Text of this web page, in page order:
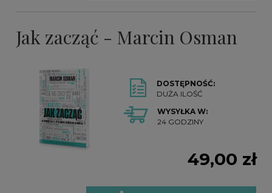
Jak zacząć - Marcin Osman
DOSTĘPNOŚĆ:
DUŻA ILOŚĆ
WYSYŁKA W:
24 GODZINY
49,00 zł